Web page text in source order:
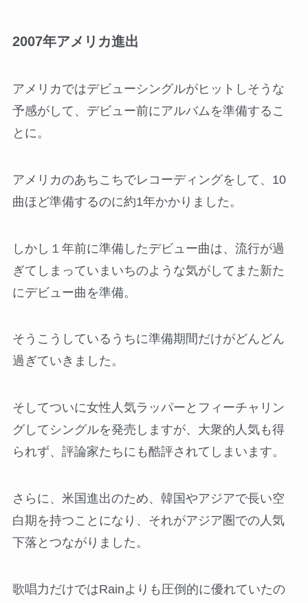
2007年アメリカ進出
アメリカではデビューシングルがヒットしそうな
予感がして、デビュー前にアルバムを準備するこ
とに。
アメリカのあちこちでレコーディングをして、10
曲ほど準備するのに約1年かかりました。
しかし１年前に準備したデビュー曲は、流行が過
ぎてしまっていまいちのような気がしてまた新た
にデビュー曲を準備。
そうこうしているうちに準備期間だけがどんどん
過ぎていきました。
そしてついに女性人気ラッパーとフィーチャリン
グしてシングルを発売しますが、大衆的人気も得
られず、評論家たちにも酷評されてしまいます。
さらに、米国進出のため、韓国やアジアで長い空
白期を持つことになり、それがアジア圏での人気
下落とつながりました。
歌唱力だけではRainよりも圧倒的に優れていたの